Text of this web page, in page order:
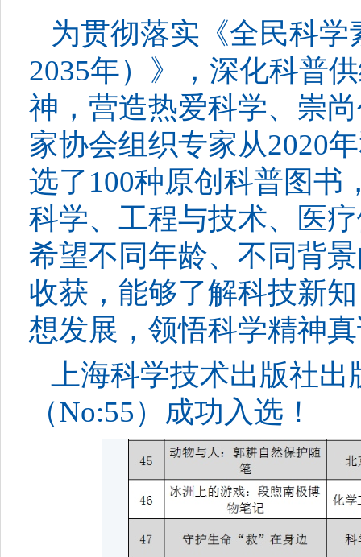
为贯彻落实《全民科学
2035年）》，深化科普
神，营造热爱科学、崇
家协会组织专家从2020
选了100种原创科普图书
科学、工程与技术、医
希望不同年龄、不同背
收获，能够了解科技新
想发展，领悟科学精神
上海科学技术出版社出
（No:55）成功入选！